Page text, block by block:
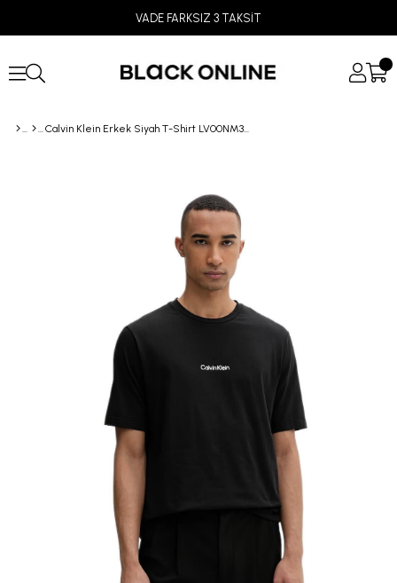
VADE FARKSIZ 3 TAKSİT
Calvin Klein Erkek Siyah T-Shirt LV00NM3021